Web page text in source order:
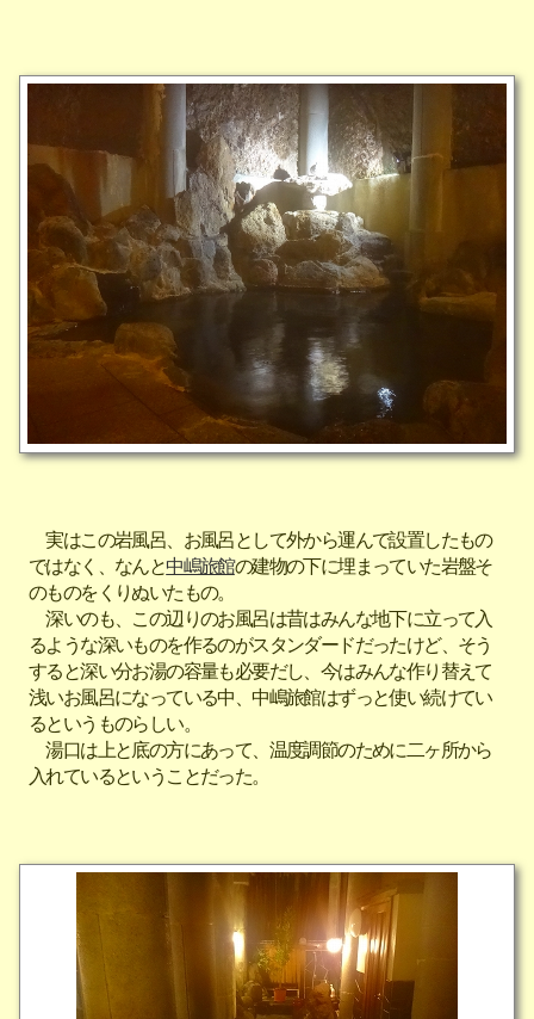
実はこの岩風呂、お風呂として外から運んで設置したもの
ではなく、なんと中嶋旅館の建物の下に埋まっていた岩盤そ
のものをくりぬいたもの。
深いのも、この辺りのお風呂は昔はみんな地下に立って入
るような深いものを作るのがスタンダードだったけど、そう
すると深い分お湯の容量も必要だし、今はみんな作り替えて
浅いお風呂になっている中、中嶋旅館はずっと使い続けてい
るというものらしい。
湯口は上と底の方にあって、温度調節のために二ヶ所から
入れているということだった。